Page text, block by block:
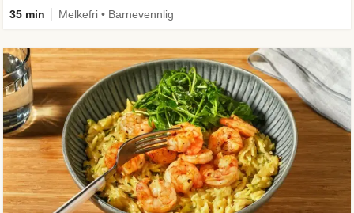
35 min Melkefri • Barnevennlig